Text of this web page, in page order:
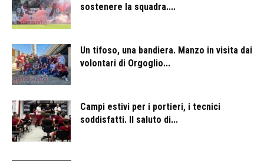
sostenere la squadra....
Un tifoso, una bandiera. Manzo in visita dai
volontari di Orgoglio...
Campi estivi per i portieri, i tecnici
soddisfatti. Il saluto di...